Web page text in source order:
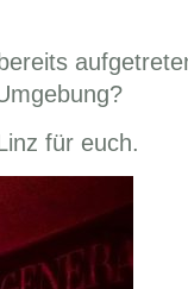
für euch.